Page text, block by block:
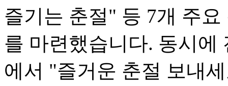
즐기는 춘절" 등 7개 주
를 마련했습니다. 동시에
에서 "즐거운 춘절 보내